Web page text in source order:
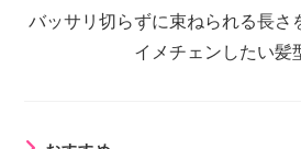
バッサリ切らずに束ねられる長さ
イメチェンしたい髪